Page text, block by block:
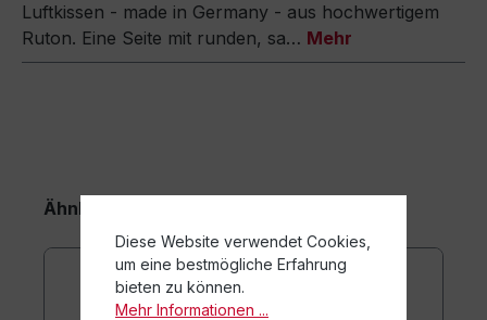
Luftkissen - made in Germany - aus hochwertigem
Ruton. Eine Seite mit runden, sa… Mehr
Ähnliche Artikel
Diese Website verwendet Cookies,
um eine bestmögliche Erfahrung
bieten zu können.
Mehr Informationen ...